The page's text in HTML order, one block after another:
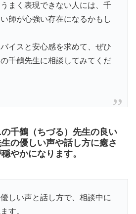
まく表現できない人には、千
師が心強い存在になるかもし
イスと安心感を求めて、ぜひ
千鶴先生に相談してみてくだ
千鶴（ちづる）先生の良い
の優しい声や話し方に癒さ
やかになります。
しい声と話し方で、相談中に
す。